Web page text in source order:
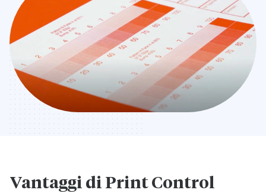
Vantaggi di Print Control